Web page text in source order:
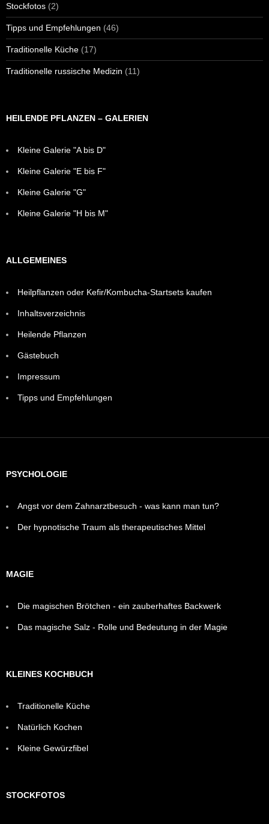
Stockfotos (2)
Tipps und Empfehlungen (46)
Traditionelle Küche (17)
Traditionelle russische Medizin (11)
HEILENDE PFLANZEN – GALERIEN
Kleine Galerie "A bis D"
Kleine Galerie "E bis F"
Kleine Galerie "G"
Kleine Galerie "H bis M"
ALLGEMEINES
Heilpflanzen oder Kefir/Kombucha-Startsets kaufen
Inhaltsverzeichnis
Heilende Pflanzen
Gästebuch
Impressum
Tipps und Empfehlungen
PSYCHOLOGIE
Angst vor dem Zahnarztbesuch - was kann man tun?
Der hypnotische Traum als therapeutisches Mittel
MAGIE
Die magischen Brötchen - ein zauberhaftes Backwerk
Das magische Salz - Rolle und Bedeutung in der Magie
KLEINES KOCHBUCH
Traditionelle Küche
Natürlich Kochen
Kleine Gewürzfibel
STOCKFOTOS